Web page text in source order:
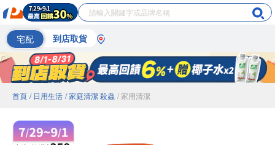
宅配 到店取貨
首頁 / 日用生活 / 家庭清潔 殺蟲 / 家用清潔